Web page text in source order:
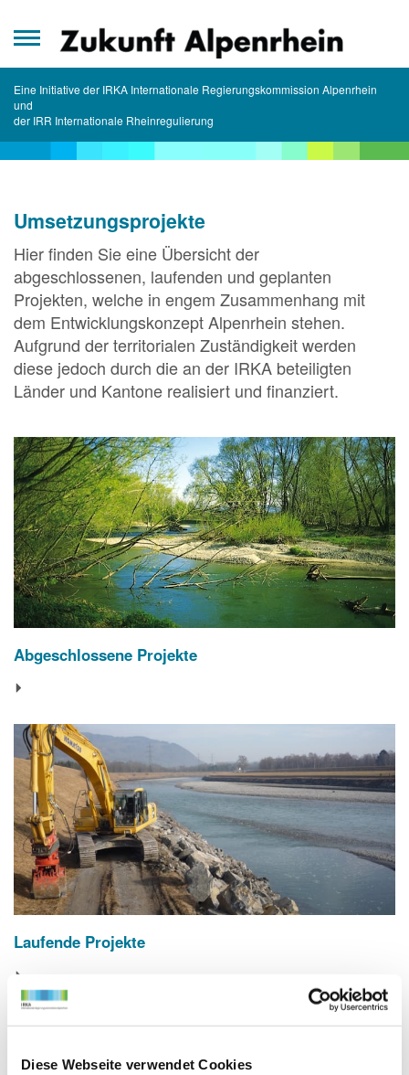
Diese Webseite verwendet Cookies
Inhalt
springen
Eine Initiative der IRKA Internationale Regierungskommission Alpenrhein
und
der IRR Internationale Rheinregulierung
Umsetzungsprojekte
Hier finden Sie eine Übersicht der
abgeschlossenen, laufenden und geplanten
Projekten, welche in engem Zusammenhang mit
dem Entwicklungskonzept Alpenrhein stehen.
Aufgrund der territorialen Zuständigkeit werden
diese jedoch durch die an der IRKA beteiligten
Länder und Kantone realisiert und finanziert.
Abgeschlossene Projekte
Laufende Projekte